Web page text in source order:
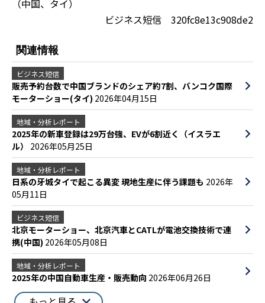
（中国、タイ）
ビジネス短信 320fc8e13c908de2
関連情報
ビジネス短信
販売予約台数で中国ブランドのシェア約7割、バンコク国際
モーターショー(タイ) 2026年04月15日
地域・分析レポート
2025年の新車登録は29万台強、EVが6割近く（イスラエ
ル） 2026年05月25日
地域・分析レポート
日系の牙城タイで起こる異変 現地生産に伴う課題も 2026年
05月11日
ビジネス短信
北京モーターショー、北京汽車とCATLが電池交換技術で連
携(中国) 2026年05月08日
地域・分析レポート
2025年の中国自動車生産・販売動向 2026年06月26日